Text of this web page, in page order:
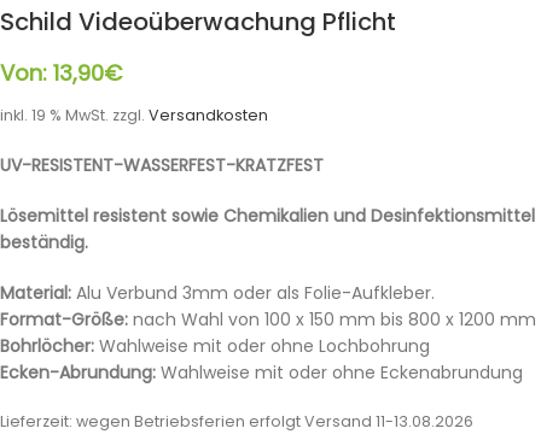
Schild Videoüberwachung Pflicht
Von: 13,90€
inkl. 19 % MwSt. zzgl. Versandkosten
UV-RESISTENT-WASSERFEST-KRATZFEST
Lösemittel resistent sowie Chemikalien und Desinfektionsmittel
beständig.
Material: Alu Verbund 3mm oder als Folie-Aufkleber.
Format-Größe: nach Wahl von 100 x 150 mm bis 800 x 1200 mm
Bohrlöcher: Wahlweise mit oder ohne Lochbohrung
Ecken-Abrundung: Wahlweise mit oder ohne Eckenabrundung
Lieferzeit: wegen Betriebsferien erfolgt Versand 11-13.08.2026